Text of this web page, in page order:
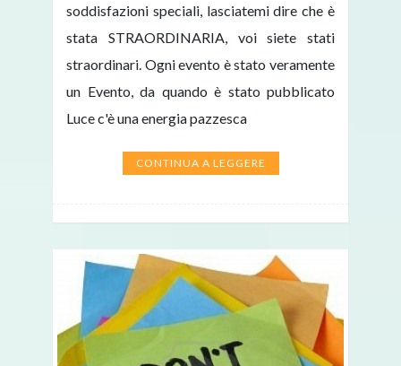
soddisfazioni speciali, lasciatemi dire che è
stata STRAORDINARIA, voi siete stati
straordinari. Ogni evento è stato veramente
un Evento, da quando è stato pubblicato
Luce c'è una energia pazzesca
CONTINUA A LEGGERE